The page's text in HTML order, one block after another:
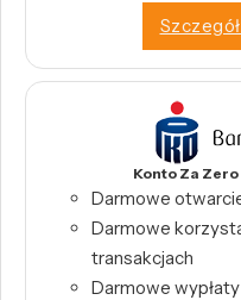
Konto Za Zero
Darmowe
Darmowe
transakcjach
Darmowe